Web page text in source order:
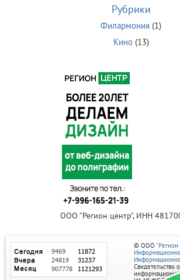
Рубрики
Филармония (1)
Кино(13)
ООО "Регион центр", ИНН
© ООО
Свидетельство